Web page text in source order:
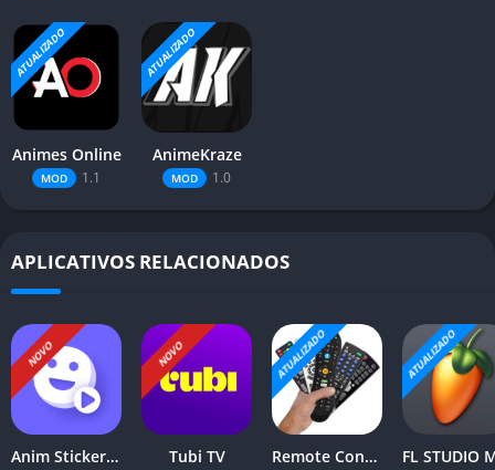
ATUALIZADO
Animes Online
MOD 1.1
ATUALIZADO
AnimeKraze
MOD 1.0
APLICATIVOS RELACIONADOS
NOVO
Anim Stickers (WAStickerApps)
NOVO
Tubi TV
ATUALIZADO
Remote Control
ATUALIZADO